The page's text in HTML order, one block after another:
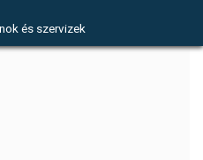
és szervizek